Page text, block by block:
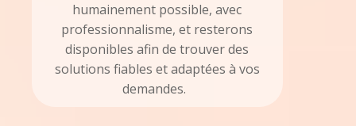
humainement possible, avec
professionnalisme, et resterons
disponibles afin de trouver des
solutions fiables et adaptées à vos
demandes.